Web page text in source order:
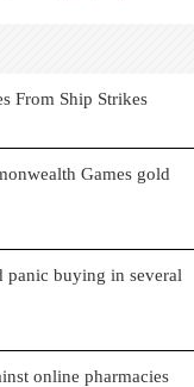
From Ship Strikes
Games gold
panic buying in several
online pharmacies